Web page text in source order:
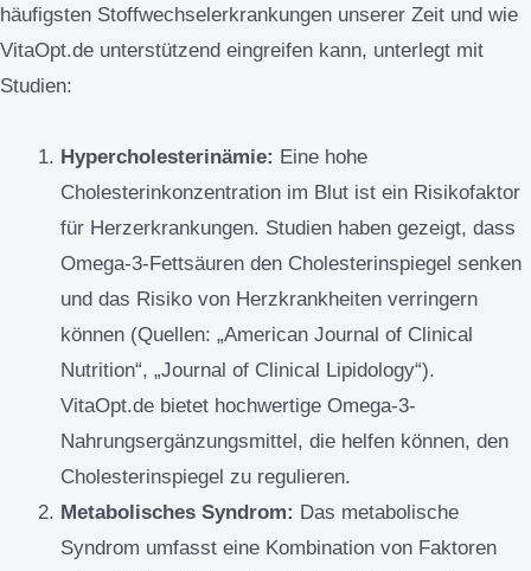
häufigsten Stoffwechselerkrankungen unserer Zeit und wie
VitaOpt.de unterstützend eingreifen kann, unterlegt mit
Studien:
Hypercholesterinämie: Eine hohe
Cholesterinkonzentration im Blut ist ein Risikofaktor
für Herzerkrankungen. Studien haben gezeigt, dass
Omega-3-Fettsäuren den Cholesterinspiegel senken
und das Risiko von Herzkrankheiten verringern
können (Quellen: „American Journal of Clinical
Nutrition“, „Journal of Clinical Lipidology“).
VitaOpt.de bietet hochwertige Omega-3-
Nahrungsergänzungsmittel, die helfen können, den
Cholesterinspiegel zu regulieren.
Metabolisches Syndrom: Das metabolische
Syndrom umfasst eine Kombination von Faktoren